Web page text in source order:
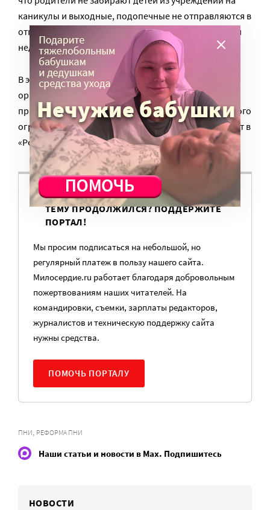
каникулы и выходные, подопечные не отправляются в
отпуск к родственникам из-за необходимости потом
неделю находиться в изоляции», – отмечает юрист.
В этом вопросе очень важен контроль со стороны
организаций, в полномочия которых входит защита
прав людей в интернатах, чтобы не было избыточного
ограничения свободы проживающих, подчеркивают в
«Регионе заботы».
ВАМ ВАЖНО, ЧТОБЫ РАЗГОВОР НА ЭТУ
ТЕМУ ПРОДОЛЖИЛСЯ? ПОДДЕРЖИТЕ
ПОРТАЛ!
Мы просим подписаться на небольшой, но
регулярный платеж в пользу нашего сайта.
Милосердие.ru работает благодаря добровольным
пожертвованиям наших читателей. На
командировки, съемки, зарплаты редакторов,
журналистов и техническую поддержку сайта
нужны средства.
ПОМОЧЬ ПОРТАЛУ
ПНИ, РЕФОРМА ПНИ
Наши статьи и новости в Max. Подпишитесь
НОВОСТИ